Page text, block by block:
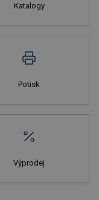
Katalogy
Potisk
Výprodej